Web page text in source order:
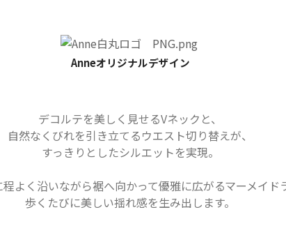
Anneオリジナルデザイン
デコルテを美しく見せるVネックと、
自然なくびれを引き立てるウエスト切り替えが、
すっきりとしたシルエットを実現。
よく沿いながら裾へ向かって優雅に広がるマーメイド
歩くたびに美しい揺れ感を生み出します。